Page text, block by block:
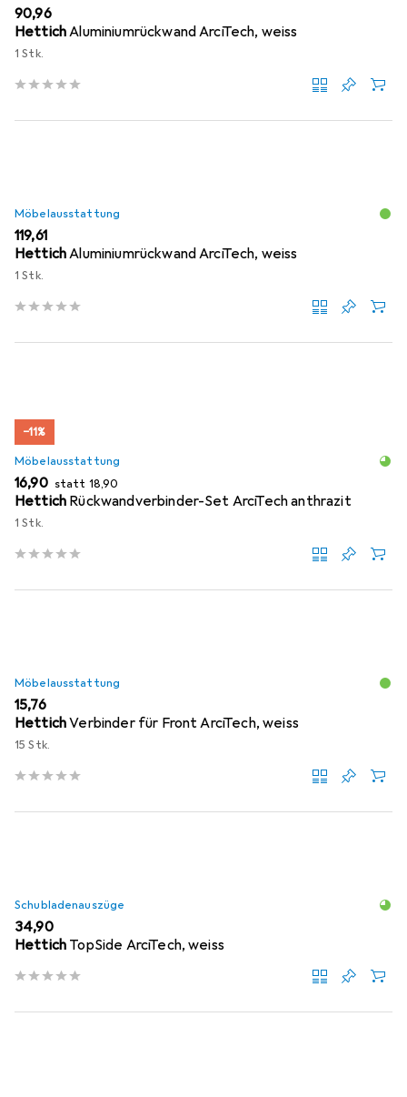
EUR
90,96
HettichAluminiumrückwand ArciTech, weiss
1 Stk.
Möbelausstattung
EUR
119,61
HettichAluminiumrückwand ArciTech, weiss
1 Stk.
−11%
Möbelausstattung
EUR
16,90 statt EUR
18,90
Hettich Rückwandverbinder-Set ArciTech anthrazit
1 Stk.
Möbelausstattung
EUR
15,76
HettichVerbinder für Front ArciTech, weiss
15 Stk.
Schubladenauszüge
EUR
34,90
Hettich TopSide ArciTech, weiss